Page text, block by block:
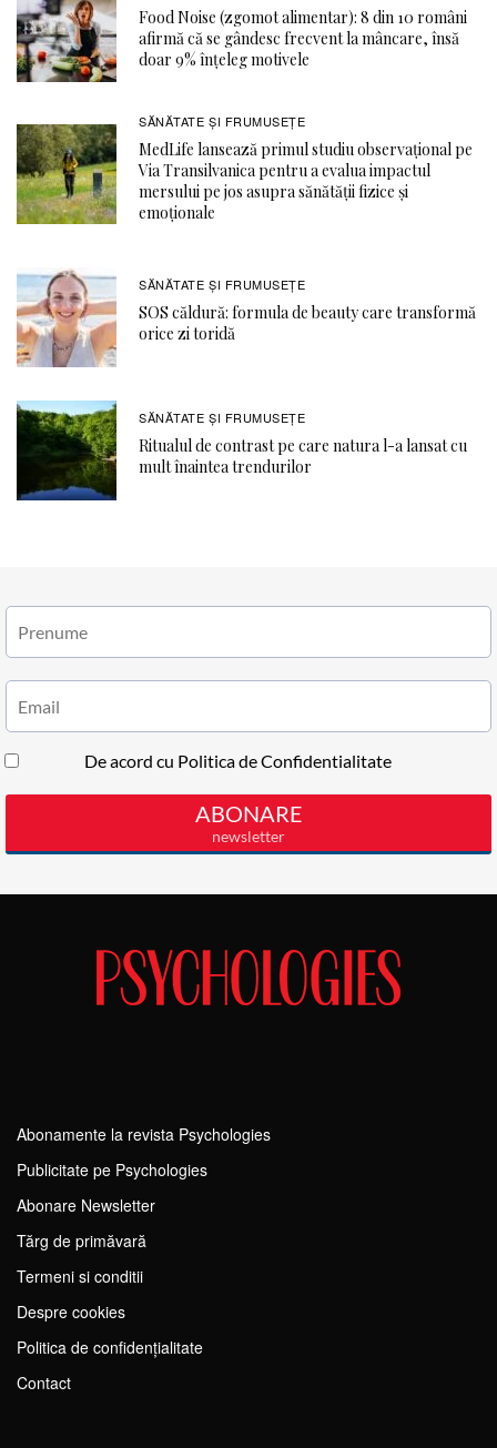
Food Noise (zgomot alimentar): 8 din 10 români
afirmă că se gândesc frecvent la mâncare, însă
doar 9% înțeleg motivele
SĂNĂTATE ŞI FRUMUSEȚE
MedLife lansează primul studiu observațional pe
Via Transilvanica pentru a evalua impactul
mersului pe jos asupra sănătății fizice și
emoționale
SĂNĂTATE ŞI FRUMUSEȚE
SOS căldură: formula de beauty care transformă
orice zi toridă
SĂNĂTATE ŞI FRUMUSEȚE
Ritualul de contrast pe care natura l-a lansat cu
mult înaintea trendurilor
Abonamente la revista Psychologies
Publicitate pe Psychologies
Abonare Newsletter
Tărg de primăvară
Termeni si conditii
Despre cookies
Politica de confidențialitate
Contact